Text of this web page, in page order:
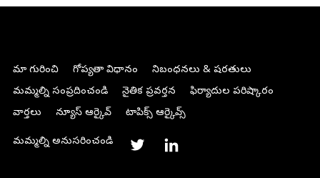
మా గురించి గోప్యతా విధానం
నిబంధనలు & షరతులు
మమ్మల్ని సంప్రదించండి
నైతిక ప్రవర్తన
ఫిర్యాదుల పరిష్కారం
వార్తలు
న్యూస్ ఆర్కైవ్ టాపిక్స్ ఆర్కైవ్స్
మమ్మల్ని అనుసరించండి